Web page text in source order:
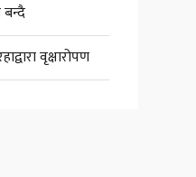
वृक्षारोपण